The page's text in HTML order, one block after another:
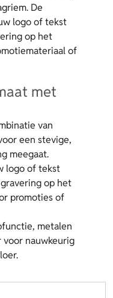
De
logo of tekst
op het
of
met
van
een stevige,
meegaat.
logo of tekst
op het
promoties of
metalen
nauwkeurig